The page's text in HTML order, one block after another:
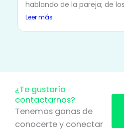
hablando de la pareja; de
Leer más
¿Te gustaría
contactarnos?
Tenemos ganas de
conocerte y conectar